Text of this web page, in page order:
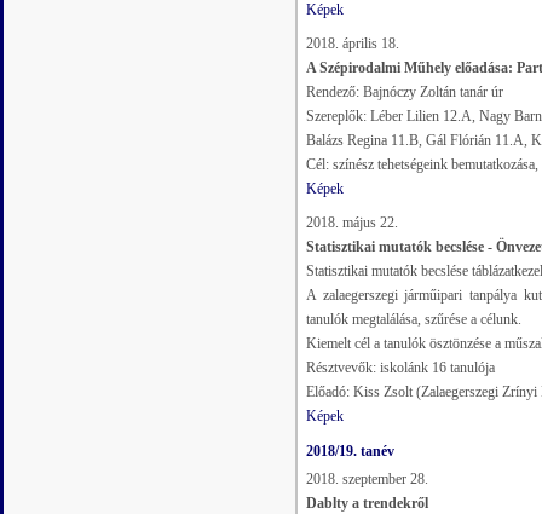
Képek
2018. április 18.
A Szépirodalmi Műhely előadása:
Rendező: Bajnóczy Zoltán tanár úr
Szereplők: Léber Lilien 12.A, Nagy
Balázs Regina 11.B, Gál Flórián 11.A,
Cél: színész tehetségeink
Képek
2018. május 22.
Statisztikai mutatók becslése -
Statisztikai mutatók becslése
A zalaegerszegi járműipari tanpálya
tanulók megtalálása, szűrése a célunk.
Kiemelt cél a tanulók ösztönzése a
Résztvevők: iskolánk 16 tanulója
Előadó: Kiss Zsolt (Zalaegerszegi
Képek
2018/19. tanév
2018. szeptember 28.
Dablty a trendekről